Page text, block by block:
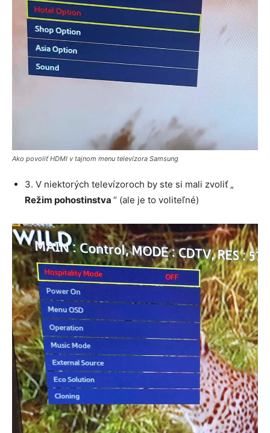
Ako povoliť HDMI v tajnom menu televízora Samsung
3. V niektorých televízoroch by ste si mali zvoliť „
Režim pohostinstva “ (ale je to voliteľné)